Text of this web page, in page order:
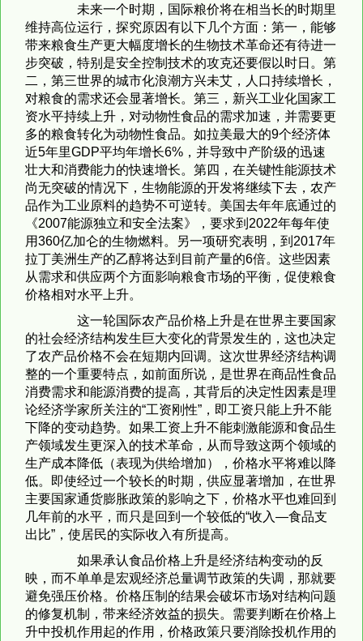
未来一个时期，国际粮价将在相当长的时期里
维持高位运行，探究原因有以下几个方面：第一，能够
带来粮食生产更大幅度增长的生物技术革命还有待进一
步突破，特别是安全控制技术的攻克还要假以时日。第
二，第三世界的城市化浪潮方兴未艾，人口持续增长，
对粮食的需求还会显著增长。第三，新兴工业化国家工
资水平持续上升，对动物性食品的需求加速，并需要更
多的粮食转化为动物性食品。如拉美最大的9个经济体
近5年里GDP平均年增长6%，并导致中产阶级的迅速
壮大和消费能力的快速增长。第四，在关键性能源技术
尚无突破的情况下，生物能源的开发将继续下去，农产
品作为工业原料的趋势不可逆转。美国去年年底通过的
《2007能源独立和安全法案》，要求到2022年每年使
用360亿加仑的生物燃料。另一项研究表明，到2017年
拉丁美洲生产的乙醇将达到目前产量的6倍。这些因素
从需求和供应两个方面影响粮食市场的平衡，促使粮食
价格相对水平上升。
这一轮国际农产品价格上升是在世界主要国家
的社会经济结构发生巨大变化的背景发生的，这也决定
了农产品价格不会在短期内回调。这次世界经济结构调
整的一个重要特点，如前面所说，是世界在商品性食品
消费需求和能源消费的提高，其背后的决定性因素是理
论经济学家所关注的“工资刚性”，即工资只能上升不能
下降的变动趋势。如果工资上升不能刺激能源和食品生
产领域发生更深入的技术革命，从而导致这两个领域的
生产成本降低（表现为供给增加），价格水平将难以降
低。即使经过一个较长的时期，供应显著增加，在世界
主要国家通货膨胀政策的影响之下，价格水平也难回到
几年前的水平，而只是回到一个较低的“收入—食品支
出比”，使居民的实际收入有所提高。
如果承认食品价格上升是经济结构变动的反
映，而不单单是宏观经济总量调节政策的失调，那就要
避免强压价格。价格压制的结果会破坏市场对结构问题
的修复机制，带来经济效益的损失。需要判断在价格上
升中投机作用起的作用，价格政策只要消除投机作用的